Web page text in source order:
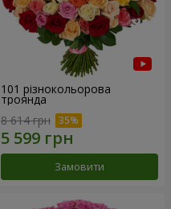
101 різнокольорова
троянда
8 614 грн
Замовити